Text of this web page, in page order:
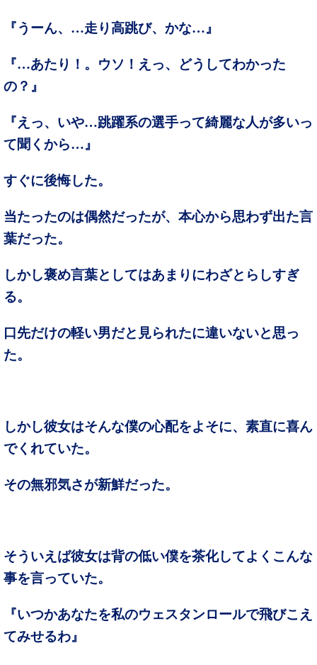
『うーん、…走り高跳び、かな…』
『…あたり！。ウソ！えっ、どうしてわかった
の？』
『えっ、いや…跳躍系の選手って綺麗な人が多いっ
て聞くから…』
すぐに後悔した。
当たったのは偶然だったが、本心から思わず出た言
葉だった。
しかし褒め言葉としてはあまりにわざとらしすぎ
る。
口先だけの軽い男だと見られたに違いないと思っ
た。
しかし彼女はそんな僕の心配をよそに、素直に喜ん
でくれていた。
その無邪気さが新鮮だった。
そういえば彼女は背の低い僕を茶化してよくこんな
事を言っていた。
『いつかあなたを私のウェスタンロールで飛びこえ
てみせるわ』